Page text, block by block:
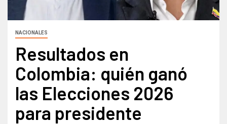
NACIONALES
Resultados en
Colombia: quién ganó
las Elecciones 2026
para presidente